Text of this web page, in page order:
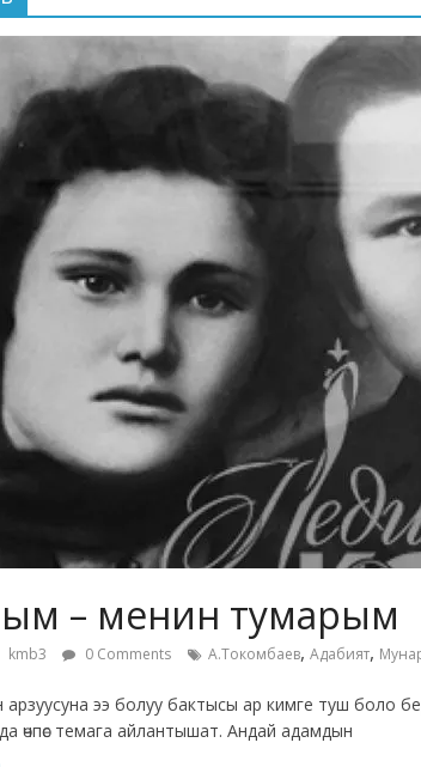
– менин тумарым
kmb3 0 Comments А.Токомбаев, Адабият,
арзуусуна ээ болуу бактысы ар кимге туш боло
өчпөс темага айлантышат. Андай адамдын